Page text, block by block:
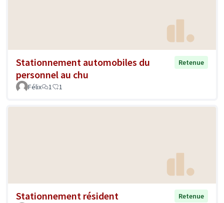
Stationnement automobiles du
personnel au chu
Retenue
Félix 1 1
Stationnement résident
Retenue